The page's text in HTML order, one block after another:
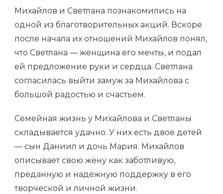
Михайлов и Светлана познакомились на
одной из благотворительных акций. Вскоре
после начала их отношений Михайлов понял,
что Светлана — женщина его мечты, и подал
ей предложение руки и сердца. Светлана
согласилась выйти замуж за Михайлова с
большой радостью и счастьем.
Семейная жизнь у Михайлова и Светланы
складывается удачно. У них есть двое детей
— сын Даниил и дочь Мария. Михайлов
описывает свою жену как заботливую,
преданную и надежную поддержку в его
творческой и личной жизни.